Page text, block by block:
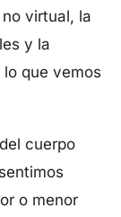
virtual, la
y la
que vemos
cuerpo
o menor